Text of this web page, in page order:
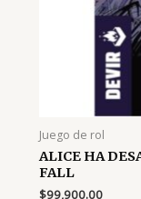
Juego de rol
ALICE HA
FALL
$99,900.00